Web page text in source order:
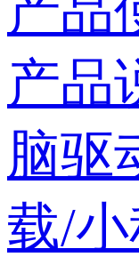
产品
脑驱
载/